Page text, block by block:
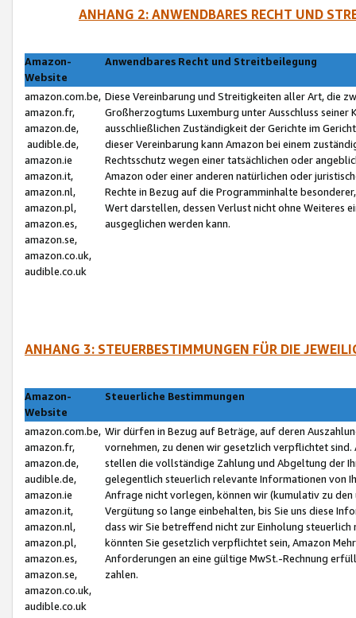
ANHANG 2: ANWENDBARES RECHT UND
Amazon-
Website
Anwendbares Recht und Streitbeilegung
amazon.com.be,
amazon.fr,
amazon.de,
audible.de,
amazon.ie
amazon.it,
amazon.nl,
amazon.pl,
amazon.es,
amazon.se,
amazon.co.uk,
audible.co.uk
Diese Vereinbarung und Streitigkeiten aller Art, die
Großherzogtums Luxemburg unter Ausschluss
ausschließlichen Zuständigkeit der Gerichte im
dieser Vereinbarung kann Amazon bei einem
Rechtsschutz wegen einer tatsächlichen oder
Amazon oder einer anderen natürlichen oder
Rechte in Bezug auf die Programminhalte
Wert darstellen, dessen Verlust nicht ohne Weiteres
ausgeglichen werden kann.
ANHANG 3: STEUERBESTIMMUNGEN FÜR DIE
Amazon-
Website
Steuerliche Bestimmungen
amazon.com.be,
amazon.fr,
amazon.de,
audible.de,
amazon.ie
amazon.it,
amazon.nl,
amazon.pl,
amazon.es,
amazon.se,
amazon.co.uk,
audible.co.uk
Wir dürfen in Bezug auf Beträge, auf deren
vornehmen, zu denen wir gesetzlich verpflichtet
stellen die vollständige Zahlung und Abgeltung der
gelegentlich steuerlich relevante Informationen von
Anfrage nicht vorlegen, können wir (kumulativ zu
Vergütung so lange einbehalten, bis Sie uns diese
dass wir Sie betreffend nicht zur Einholung
könnten Sie gesetzlich verpflichtet sein, Amazon
Anforderungen an eine gültige MwSt.-Rechnung
zahlen.